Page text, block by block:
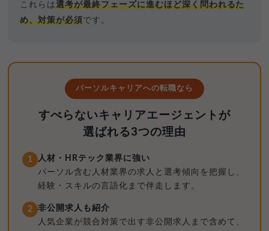
これらは選考が最終フェーズに進むほど深く問われるた
め、対策が必須です。
パーソルキャリアへの転職なら
すべらないキャリアエージェントが
選ばれる3つの理由
1
人材・HRテック業界に強い
パーソル含む人材業界の求人と選考傾向を把握し、
経験・スキルの言語化まで伴走します。
2
非公開求人も紹介
人気企業が競合対策で出す非公開求人まで含めて、